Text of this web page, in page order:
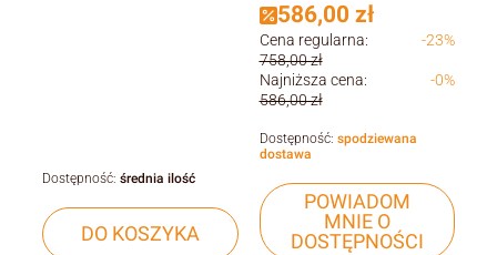
DO KOSZYKA
Dostępność: średnia ilość
586,00 zł
Cena regularna:
758,00 zł
-23%
Najniższa cena:
586,00 zł
-0%
POWIADOM
MNIE O
DOSTĘPNOŚCI
Dostępność: spodziewana
dostawa